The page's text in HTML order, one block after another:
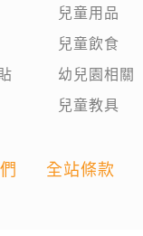
兒童用品
兒童飲食
幼兒園相關
兒童教具
全站條款